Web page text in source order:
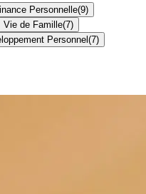
Personnelle(9)
Vie de Famille(7)
Personnel (7)